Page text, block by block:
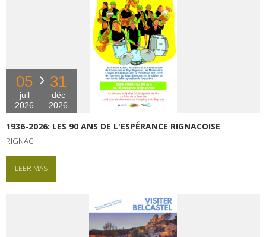
05
juil
2026
31
déc
2026
1936-2026: LES 90 ANS DE L'ESPÉRANCE RIGNACOISE
RIGNAC
LEER MÁS